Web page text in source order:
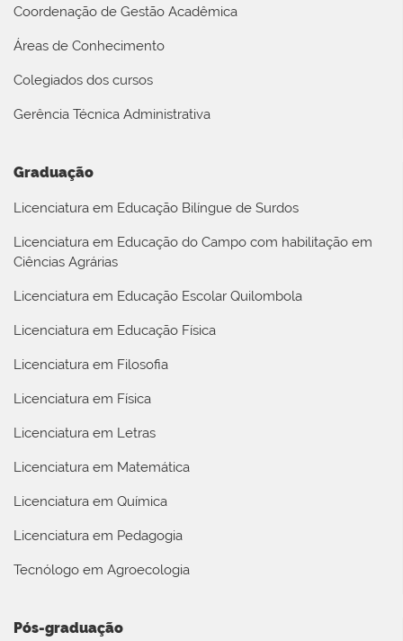
Coordenação de Gestão Acadêmica
Áreas de Conhecimento
Colegiados dos cursos
Gerência Técnica Administrativa
Graduação
Licenciatura em Educação Bilíngue de Surdos
Licenciatura em Educação do Campo com habilitação em
Ciências Agrárias
Licenciatura em Educação Escolar Quilombola
Licenciatura em Educação Física
Licenciatura em Filosofia
Licenciatura em Física
Licenciatura em Letras
Licenciatura em Matemática
Licenciatura em Química
Licenciatura em Pedagogia
Tecnólogo em Agroecologia
Pós-graduação